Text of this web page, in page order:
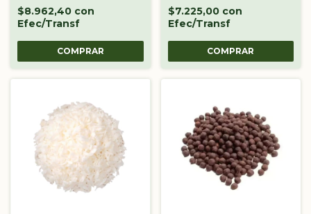
$8.962,40 con
Efec/Transf
COMPRAR
$7.225,00 con
Efec/Transf